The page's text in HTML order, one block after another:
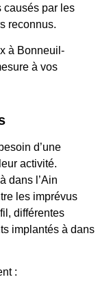
causés par les
reconnus.
à Bonneuil-
à vos
d’une
activité.
dans l’Ain
les imprévus
différentes
implantés à dans
: